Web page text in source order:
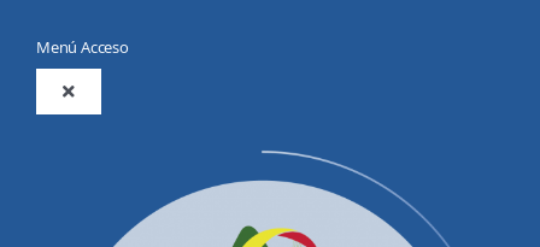
Menú Acceso
Toggle
Productos y Servicios